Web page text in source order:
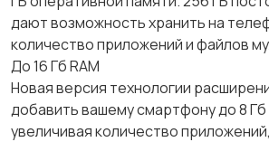
дают возможность хранить на
количество приложений и файлов
До 16 Гб RAM
Новая версия технологии
добавить вашему смартфону до 8
увеличивая количество